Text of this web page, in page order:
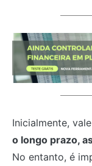
Inicialmente,
o longo prazo,
No entanto, é